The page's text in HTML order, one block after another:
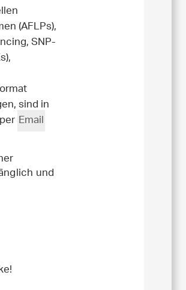
(AFLPs),
SNP-
sind in
Email
und